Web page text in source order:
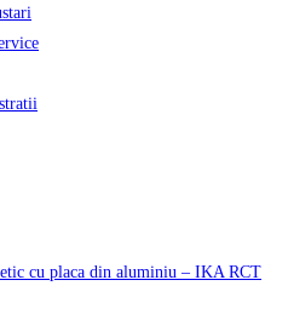
cu placa din aluminiu – IKA RCT